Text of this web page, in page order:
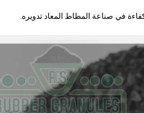
في صناعة المطاط المعاد تدويره.